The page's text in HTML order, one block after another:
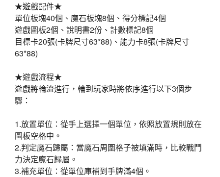
★遊戲配件★
單位板塊40個、魔石板塊8個、得分標記4個
遊戲圖板2個、說明書2份、計數標記8個
目標卡20張(卡牌尺寸63*88)、能力卡8張(卡牌尺寸
63*88)
★遊戲流程★
遊戲將輪流進行，輪到玩家時將依序進行以下3個步
驟：
1.放置單位：從手上選擇一個單位，依照放置規則放在
圖板空格中。
2.判定魔石歸屬：當魔石周圍格子被填滿時，比較戰鬥
力決定魔石歸屬。
3.補充單位：從單位庫補到手牌滿4個。